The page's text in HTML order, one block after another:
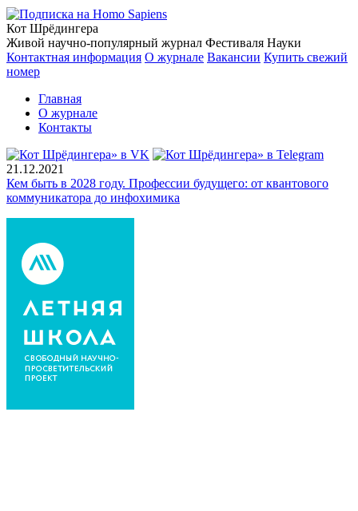
Кот Шрёдингера
Живой научно-популярный журнал Фестиваля Науки
Контактная информация О журнале Вакансии Купить свежий
номер
Главная
О журнале
Контакты
21.12.2021
Кем быть в 2028 году. Профессии будущего: от квантового
коммуникатора до инфохимика